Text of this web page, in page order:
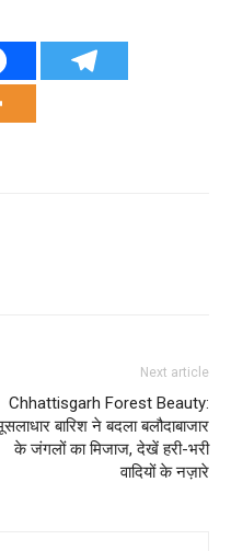
Next article
Chhattisgarh Forest Beauty:
बारिश ने बदला बलौदाबाजार
के जंगलों का मिजाज, देखें हरी-भरी
वादियों के नज़ारे